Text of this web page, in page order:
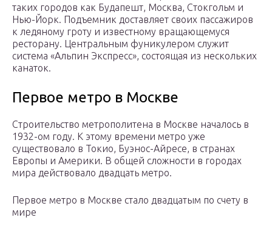
таких городов как Будапешт, Москва, Стокгольм и
Нью-Йорк. Подъемник доставляет своих пассажиров
к ледяному гроту и известному вращающемуся
ресторану. Центральным фуникулером служит
система «Альпин Экспресс», состоящая из нескольких
канаток.
Первое метро в Москве
Строительство метрополитена в Москве началось в
1932-ом году. К этому времени метро уже
существовало в Токио, Буэнос-Айресе, в странах
Европы и Америки. В общей сложности в городах
мира действовало двадцать метро.
Первое метро в Москве стало двадцатым по счету в
мире